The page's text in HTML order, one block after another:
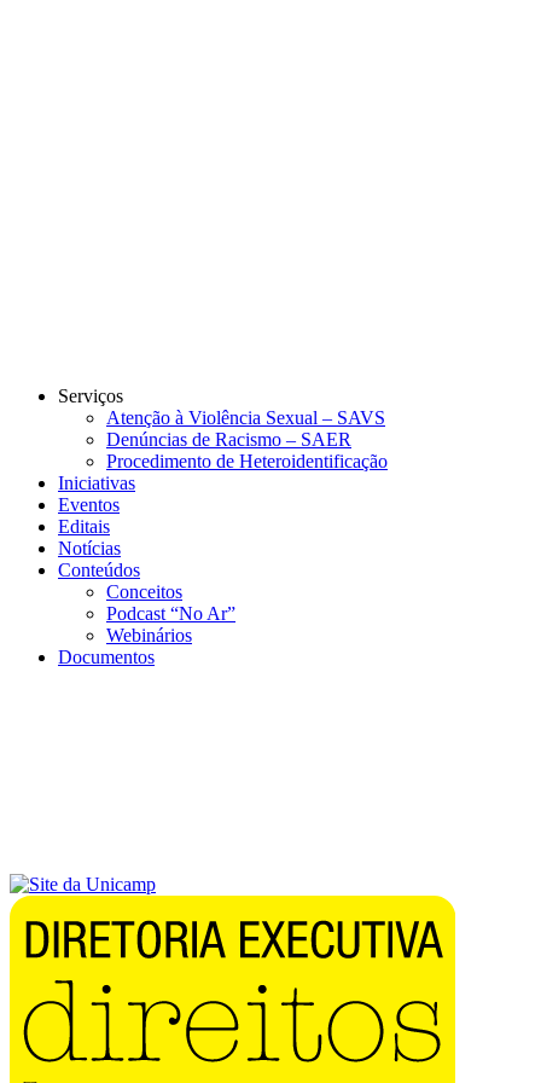
Serviços
Atenção à Violência Sexual – SAVS
Denúncias de Racismo – SAER
Procedimento de Heteroidentificação
Iniciativas
Eventos
Editais
Notícias
Conteúdos
Conceitos
Podcast “No Ar”
Webinários
Documentos